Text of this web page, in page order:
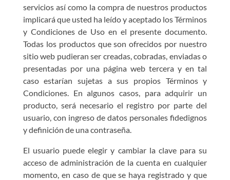
servicios así como la compra de nuestros productos
implicará que usted ha leído y aceptado los Términos
y Condiciones de Uso en el presente documento.
Todas los productos que son ofrecidos por nuestro
sitio web pudieran ser creadas, cobradas, enviadas o
presentadas por una página web tercera y en tal
caso estarían sujetas a sus propios Términos y
Condiciones. En algunos casos, para adquirir un
producto, será necesario el registro por parte del
usuario, con ingreso de datos personales fidedignos
y definición de una contraseña.
El usuario puede elegir y cambiar la clave para su
acceso de administración de la cuenta en cualquier
momento, en caso de que se haya registrado y que